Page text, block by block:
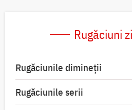
Rugăciuni
Rugăciunile dimineții
Rugăciunile serii